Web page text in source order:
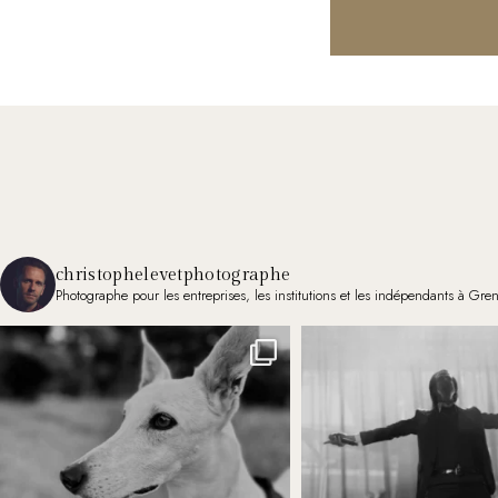
christophelevetphotographe
Photographe pour les entreprises, les institutions et les indépendants à